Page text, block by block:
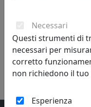
raccolta di
Necessari
Questi strumenti di
necessari per
corretto
non richiedono il tuo
Esperienza